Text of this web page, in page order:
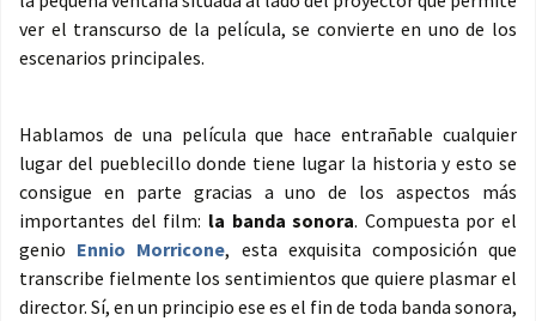
ver el transcurso de la película, se convierte en uno de los
escenarios principales.
Hablamos de una película que hace entrañable cualquier
lugar del pueblecillo donde tiene lugar la historia y esto se
consigue en parte gracias a uno de los aspectos más
importantes del film: la banda sonora. Compuesta por el
genio Ennio Morricone, esta exquisita composición que
transcribe fielmente los sentimientos que quiere plasmar el
director. Sí, en un principio ese es el fin de toda banda sonora,